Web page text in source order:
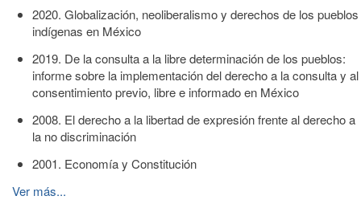
2020. Globalización, neoliberalismo y derechos de los pueblos
indígenas en México
2019. De la consulta a la libre determinación de los pueblos:
informe sobre la implementación del derecho a la consulta y al
consentimiento previo, libre e informado en México
2008. El derecho a la libertad de expresión frente al derecho a
la no discriminación
2001. Economía y Constitución
Ver más...